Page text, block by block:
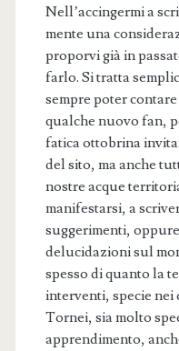
Nell’accingermi a
mente una
proporvi già in
farlo. Si tratta
sempre poter
qualche nuovo fan,
fatica ottobrina
del sito, ma anche
nostre acque
manifestarsi, a
suggerimenti,
delucidazioni sul
spesso di quanto la
interventi, specie nei
Tornei, sia molto
apprendimento,